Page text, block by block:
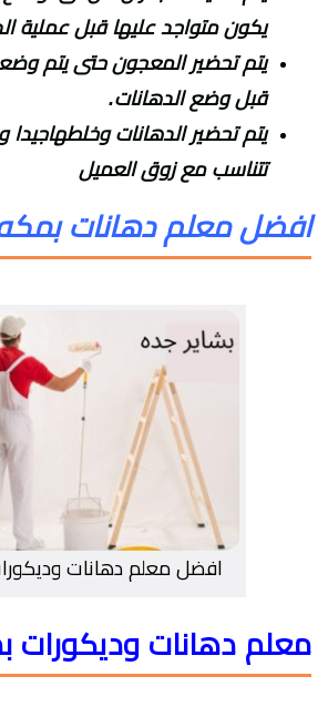
يكون متواجد عليها قبل عملية
يتم تحضير المعجون حتى يتم
قبل وضع الدهانات.
يتم تحضير الدهانات وخلطهاجيدا
تتناسب مع زوق العميل
افضل معلم دهانات
افضل معلم دهانات
معلم دهانات وديكورات